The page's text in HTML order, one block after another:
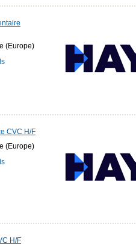
(Europe)
CVC H/F
(Europe)
H/F